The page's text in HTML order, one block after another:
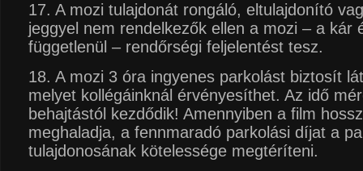
17. A mozi tulajdonát rongáló, eltulajdonító
jeggyel nem rendelkezők ellen a mozi – a kár
függetlenül – rendőrségi feljelentést tesz.
18. A mozi 3 óra ingyenes parkolást biztosít
melyet kollégáinknál érvényesíthet. Az idő
behajtástól kezdődik! Amennyiben a film
meghaladja, a fennmaradó parkolási díjat a
tulajdonosának kötelessége megtéríteni.